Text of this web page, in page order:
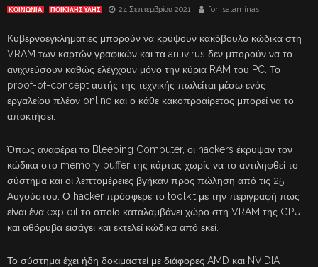
ΚΟΙΝΩΝΙΑ ΠΟΙΚΙΛΗΣ ΥΛΗΣ 24 Σεπτεμβρίου 2021 fonisalaminas
Κυβερνοεγκληματίες μπορούν να κρύψουν κακόβουλο κώδικα στη
VRAM των καρτών γραφικών και τα antivirus δεν μπορούν να το
ανιχνεύσουν καθώς ελέγχουν μόνο την κύρια RAM του PC. Το
proof-of-concept αυτής της τεχνικής πωλείται μέσω ενός
εργαλείου πλέον online και ο κάθε κακοπροαίρετος μπορεί να το
αποκτήσει.
Όπως αναφέρει το Bleeping Computer, οι hackers έκρυψαν τον
κώδικα στο memory buffer της κάρτας χωρίς να το αντιληφθεί το
σύστημα και οι λεπτομέρειες βγήκαν προς πώληση από τις 25
Αυγούστου. Ο hacker πρόσφερε το toolkit με την περιγραφή πως
είναι ένα exploit το οποίο καταλαμβάνει χώρο στη VRAM της GPU
και αθόρυβα εισάγει και εκτελεί κώδικα από εκεί.
Το σύστημα έχει ήδη δοκιμαστεί με διάφορες AMD και NVIDIA